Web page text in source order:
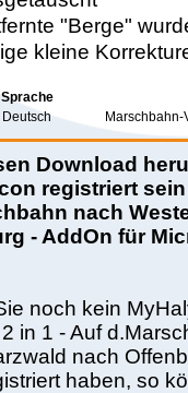
"Berge"
kleine
Sprache
Deutsch
Download
registriert
nach
- AddOn für
noch kein
in 1 - Auf
nach
haben, so